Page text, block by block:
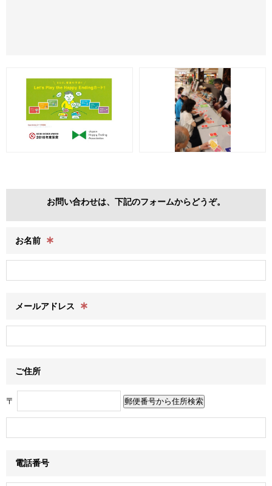
お問い合わせは、下記のフォームからどうぞ。
お名前 ∗
メールアドレス ∗
ご住所
〒
電話番号